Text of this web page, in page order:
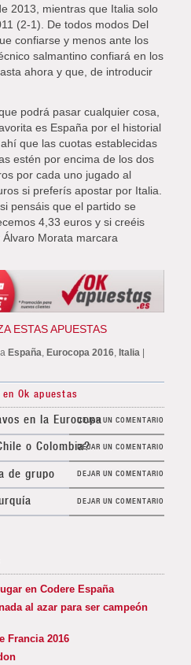
2013, mientras que Italia solo
(2-1). De todos modos Del
confiarse y menos ante los
salmantino confiará en los
ahora y que, de introducir
podrá pasar cualquier cosa,
es España por el historial
que las cuotas establecidas
estén por encima de los dos
por cada uno jugado al
si preferís apostar por Italia.
pensáis que el partido se
4,33 euros y si creéis
Morata marcara
ESTAS APUESTAS
España, Eurocopa 2016, Italia
Ok apuestas
en la EurocopaDEJAR UN COMENTARIO
o Colombia?DEJAR UN COMENTARIO
de grupo DEJAR UN COMENTARIO
DEJAR UN COMENTARIO
en Codere España
al azar para ser campeón
Francia 2016